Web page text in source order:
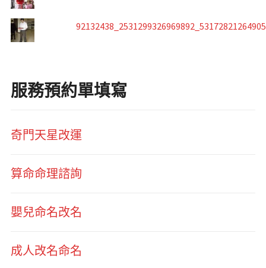
服務預約單填寫
奇門天星改運
算命命理諮詢
嬰兒命名改名
成人改名命名